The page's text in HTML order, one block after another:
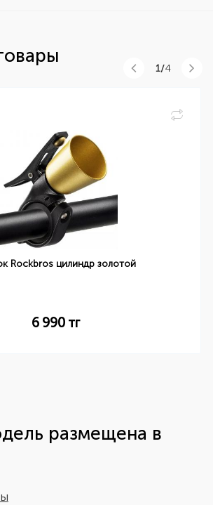
Rockbros цилиндр золотой
6 990тг
1/4
размещена в